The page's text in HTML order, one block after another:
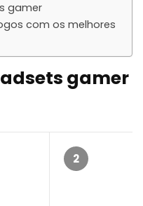
gamer
com os melhores
gamer
2